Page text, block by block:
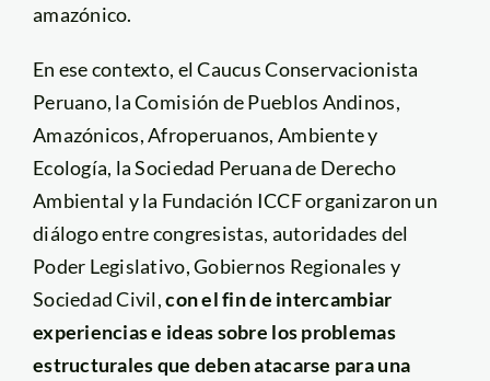
amazónico.
En ese contexto, el Caucus Conservacionista
Peruano, la Comisión de Pueblos Andinos,
Amazónicos, Afroperuanos, Ambiente y
Ecología, la Sociedad Peruana de Derecho
Ambiental y la Fundación ICCF organizaron un
diálogo entre congresistas, autoridades del
Poder Legislativo, Gobiernos Regionales y
Sociedad Civil,con el fin de intercambiar
experiencias e ideas sobre los problemas
estructurales que deben atacarse para una